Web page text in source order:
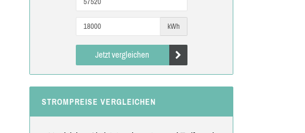
kWh
Jetzt vergleichen
STROMPREISE VERGLEICHEN